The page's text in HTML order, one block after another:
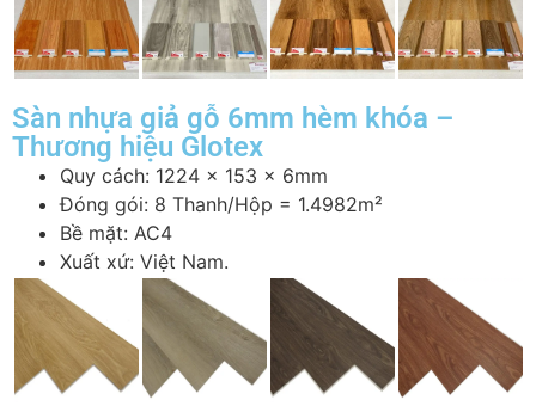
Sàn nhựa giả gỗ 6mm hèm khóa –
Thương hiệu Glotex
Quy cách: 1224 x 153 x 6mm
Đóng gói: 8 Thanh/Hộp = 1.4982m²
Bề mặt: AC4
Xuất xứ: Việt Nam.